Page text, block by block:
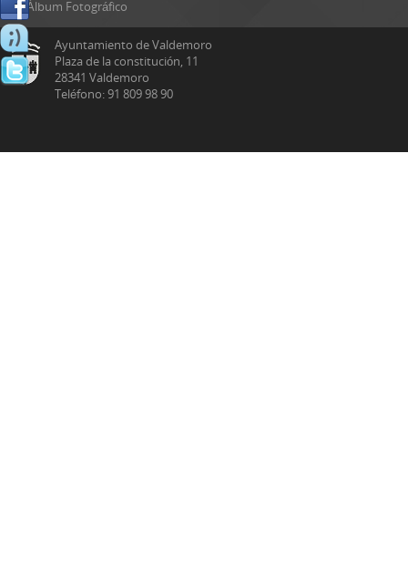
Álbum Fotográfico
Ayuntamiento de Valdemoro
Plaza de la constitución, 11
28341 Valdemoro
Teléfono: 91 809 98 90